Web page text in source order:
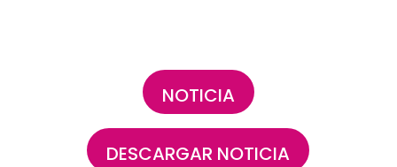
NOTICIA
DESCARGAR NOTICIA